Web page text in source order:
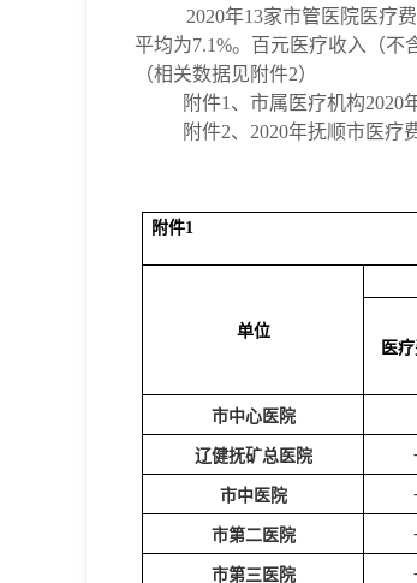
2020年13家市管医院医疗
平均为7.1%。百元医疗收入（不
（相关数据见附件2）
附件1、市属医疗机构2020
附件2、 2020年抚顺市医疗
附件1
单位
医
市中心医院
辽健抚矿总医院
市中医院
市第二医院
市第三医院